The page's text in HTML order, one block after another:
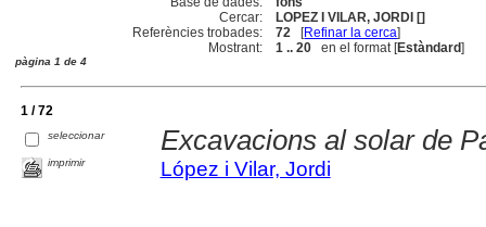
Cercar:
LOPEZ I VILAR, JORDI []
Referències trobades:
72 [Refinar la cerca]
Mostrant:
1 .. 20 en el format [Estàndard]
pàgina 1 de 4
1 / 72
seleccionar
imprimir
Excavacions al solar de
López i Vilar, Jordi